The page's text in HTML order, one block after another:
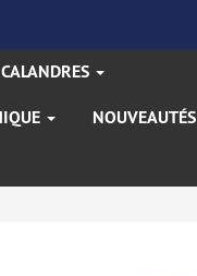
CALANDRES
NOUVEAUTÉS